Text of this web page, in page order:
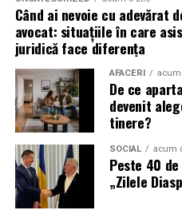
Un ulei formulat pentru
reducerea acumulării
protejarea filtrului de
funcționarea eficientă
Acest aspect este esențial
unor reparații costisitoare.
Avantajele Ravenol VMP
și oportunități pentru orice
(Advertorial)
Când ai nevoie cu adevărat
avocat: situațiile în care
juridică face diferența
AFACERI acum
De ce
devenit
tinere?
SOCIAL acum
Peste 40
„Zilele